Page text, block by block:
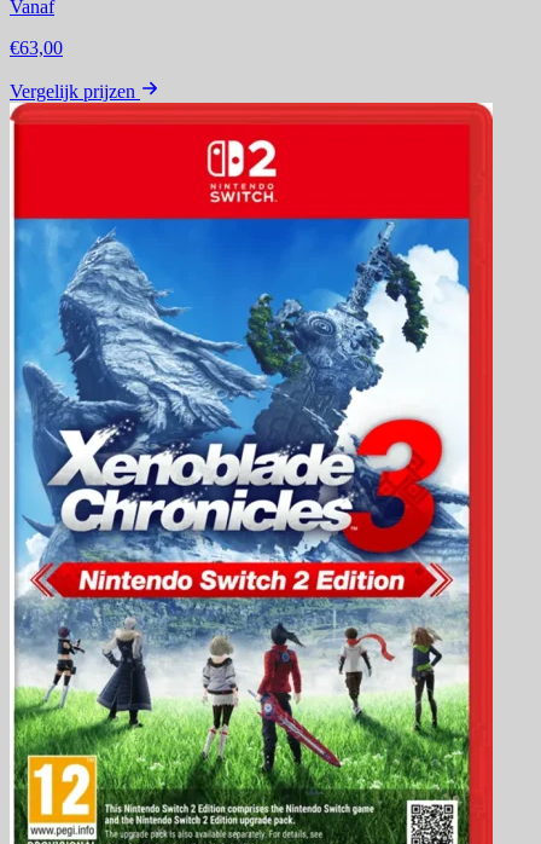
Vanaf
€63,00
Vergelijk prijzen